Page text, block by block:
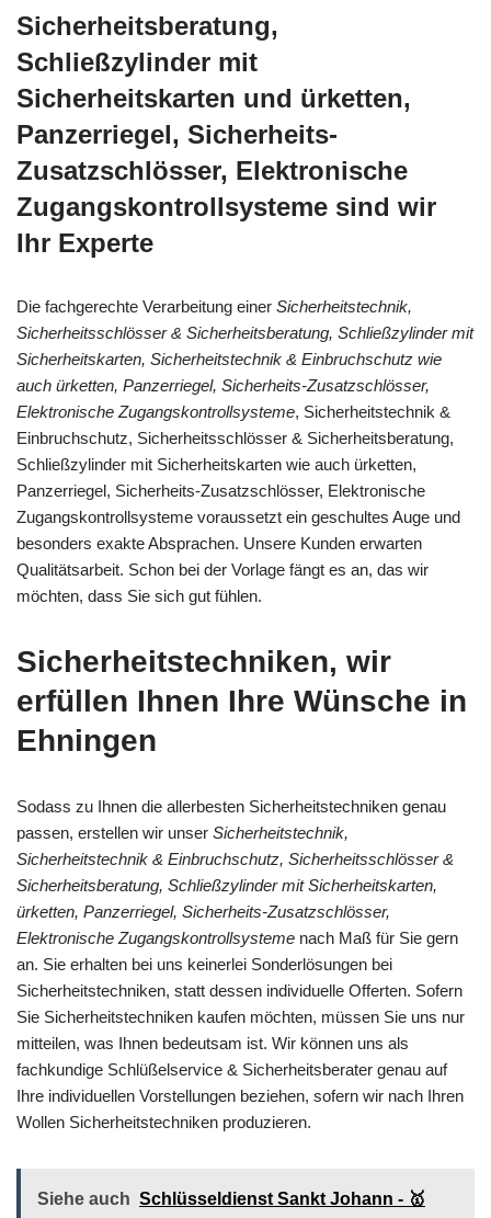
Sicherheitsberatung,
Schließzylinder mit
Sicherheitskarten und ürketten,
Panzerriegel, Sicherheits-
Zusatzschlösser, Elektronische
Zugangskontrollsysteme sind wir
Ihr Experte
Die fachgerechte Verarbeitung einer Sicherheitstechnik,
Sicherheitsschlösser & Sicherheitsberatung, Schließzylinder mit
Sicherheitskarten, Sicherheitstechnik & Einbruchschutz wie
auch ürketten, Panzerriegel, Sicherheits-Zusatzschlösser,
Elektronische Zugangskontrollsysteme, Sicherheitstechnik &
Einbruchschutz, Sicherheitsschlösser & Sicherheitsberatung,
Schließzylinder mit Sicherheitskarten wie auch ürketten,
Panzerriegel, Sicherheits-Zusatzschlösser, Elektronische
Zugangskontrollsysteme voraussetzt ein geschultes Auge und
besonders exakte Absprachen. Unsere Kunden erwarten
Qualitätsarbeit. Schon bei der Vorlage fängt es an, das wir
möchten, dass Sie sich gut fühlen.
Sicherheitstechniken, wir
erfüllen Ihnen Ihre Wünsche in
Ehningen
Sodass zu Ihnen die allerbesten Sicherheitstechniken genau
passen, erstellen wir unser Sicherheitstechnik,
Sicherheitstechnik & Einbruchschutz, Sicherheitsschlösser &
Sicherheitsberatung, Schließzylinder mit Sicherheitskarten,
ürketten, Panzerriegel, Sicherheits-Zusatzschlösser,
Elektronische Zugangskontrollsysteme nach Maß für Sie gern
an. Sie erhalten bei uns keinerlei Sonderlösungen bei
Sicherheitstechniken, statt dessen individuelle Offerten. Sofern
Sie Sicherheitstechniken kaufen möchten, müssen Sie uns nur
mitteilen, was Ihnen bedeutsam ist. Wir können uns als
fachkundige Schlüßelservice & Sicherheitsberater genau auf
Ihre individuellen Vorstellungen beziehen, sofern wir nach Ihren
Wollen Sicherheitstechniken produzieren.
Siehe auch Schlüsseldienst Sankt Johann - 🥇